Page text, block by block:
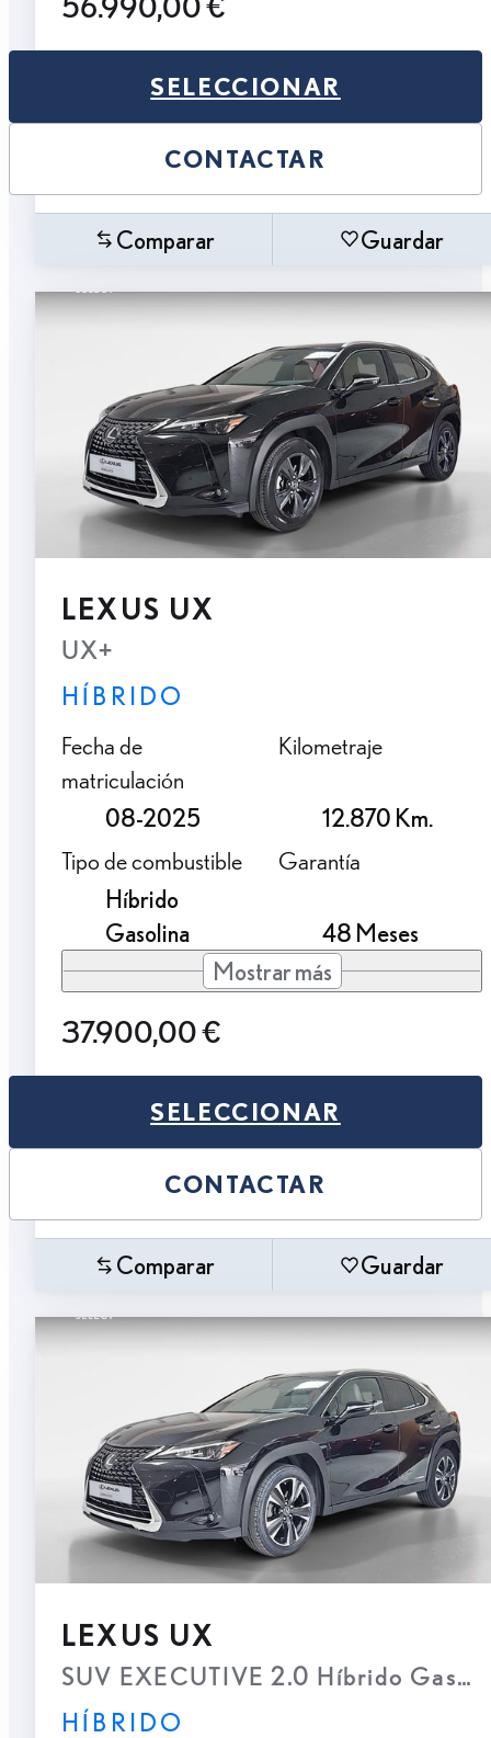
SELECCIONAR
CONTACTAR
Comparar Guardar
LEXUS UX
UX+
HÍBRIDO
Fecha de
matriculación
08-2025
Kilometraje
12.870 Km.
Tipo de combustible
Híbrido
Gasolina
Garantía
48 Meses
Mostrar más
37.900,00 €
SELECCIONAR
CONTACTAR
Comparar Guardar
LEXUS UX
SUV EXECUTIVE 2.0 Híbrido
HÍBRIDO